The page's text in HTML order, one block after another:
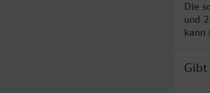
Die
und
kann